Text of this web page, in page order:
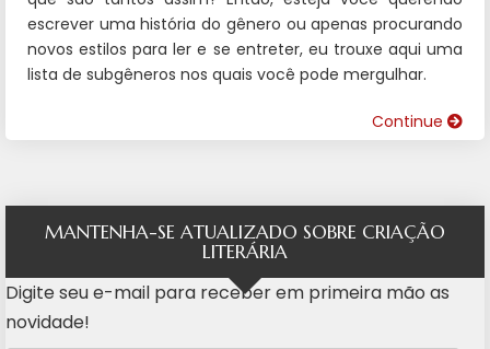
escrever uma história do gênero ou apenas procurando
novos estilos para ler e se entreter, eu trouxe aqui uma
lista de subgêneros nos quais você pode mergulhar.
Continue
MANTENHA-SE ATUALIZADO SOBRE CRIAÇÃO
LITERÁRIA
Digite seu e-mail para receber em primeira mão as
novidade!